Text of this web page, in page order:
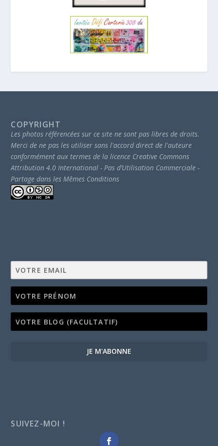
COPYRIGHT
Les photos référencées sur ce site ne sont pas libres de droits.
Merci de ne pas les utiliser sans l'accord direct de l'auteure
conformément aux termes de la licence Creative Commons
Attribution 4.0 International - Pas d’Utilisation Commerciale -
Partage dans les Mêmes Conditions
JE M'ABONNE
SUIVEZ-MOI !